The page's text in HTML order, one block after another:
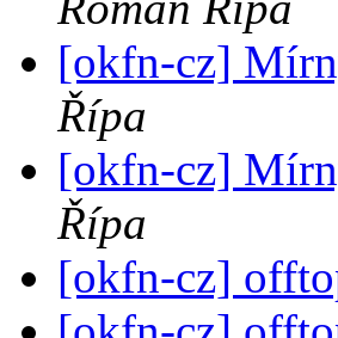
[okfn-cz]
Řípa
[okfn-cz]
Řípa
[okfn-cz]